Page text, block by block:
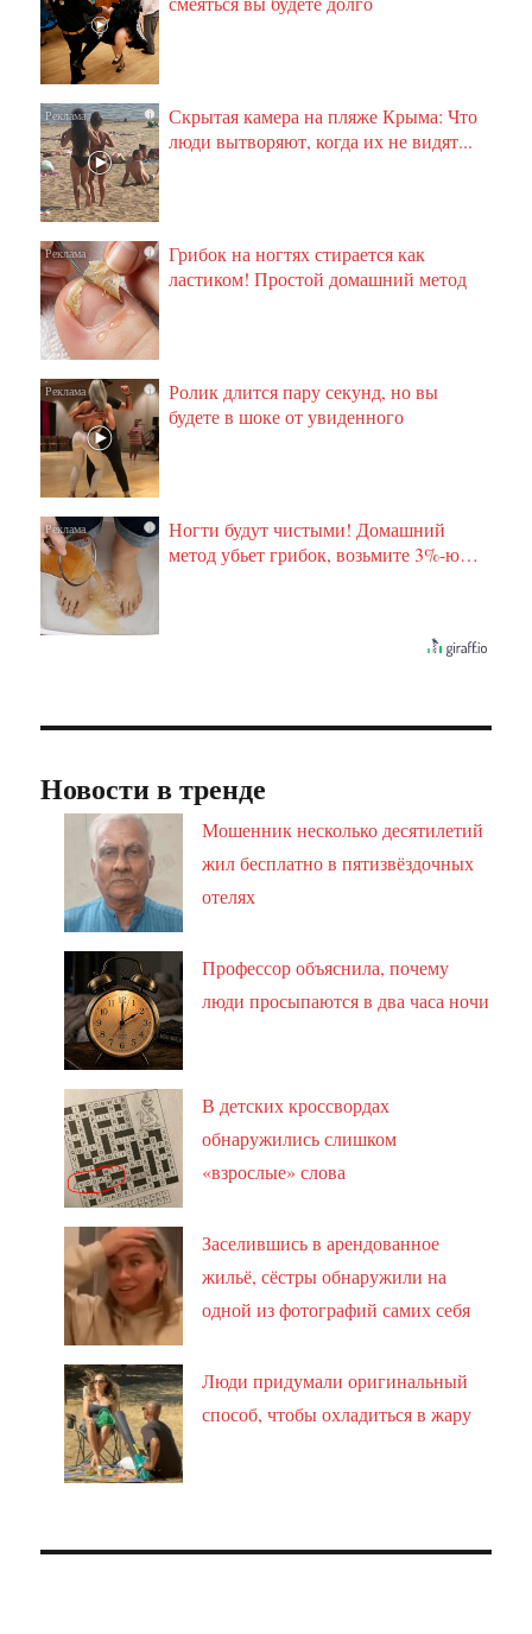
i
Скрытая камера на пляже Крыма: Что
люди вытворяют, когда их не видят...
i
Грибок на ногтях стирается как
ластиком! Простой домашний метод
i
Ролик длится пару секунд, но вы
будете в шоке от увиденного
i
Ногти будут чистыми! Домашний
метод убьет грибок, возьмите 3%-ю…
Новости в тренде
Мошенник несколько десятилетий
жил бесплатно в пятизвёздочных
отелях
Профессор объяснила, почему
люди просыпаются в два часа ночи
В детских кроссвордах
обнаружились слишком
«взрослые» слова
Заселившись в арендованное
жильё, сёстры обнаружили на
одной из фотографий самих себя
Люди придумали оригинальный
способ, чтобы охладиться в жару